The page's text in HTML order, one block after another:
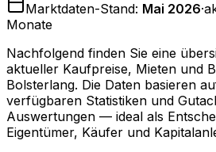
Marktdaten-Stand: Mai 2026·
Monate
Nachfolgend finden Sie eine
aktueller Kaufpreise, Mieten und
Bolsterlang. Die Daten basieren
verfügbaren Statistiken und
Auswertungen — ideal als
Eigentümer, Käufer und